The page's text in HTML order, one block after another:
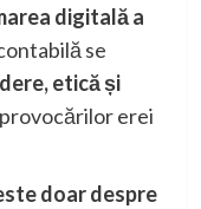
digitală a
se
etică și
erei
doar despre